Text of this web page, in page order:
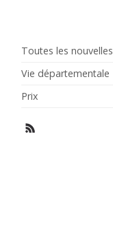
Toutes les nouvelles
Vie départementale
Prix